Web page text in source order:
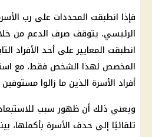
فإذا انطبقت المحددات على رب
الرئيسي، يتوقف صرف الدعم من خلال
انطبقت المعايير على أحد الأفراد
المخصص لهذا الشخص فقط، مع
أفراد الأسرة الذين ما زالوا
ويعني ذلك أن ظهور سبب
تلقائيًا إلى حذف الأسرة بأكملها،